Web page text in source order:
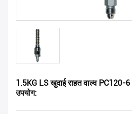
1.5KG LS खुदाई राहत वाल्व
उपयोग: